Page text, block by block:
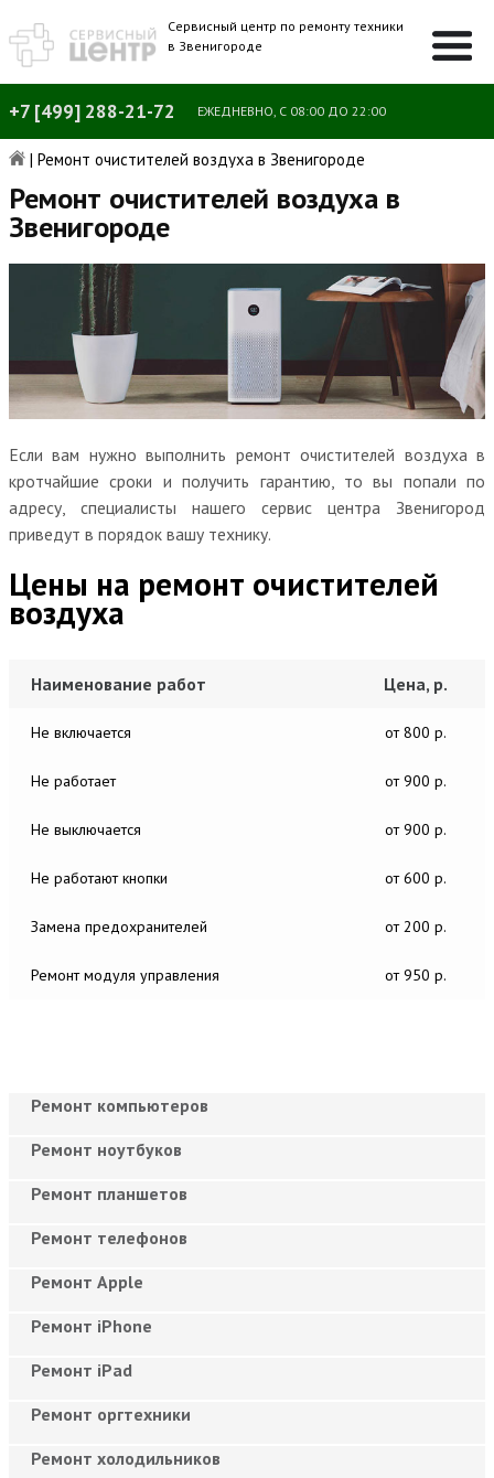
Сервисный центр по ремонту техники
в Звенигороде
+7 [499] 288-21-72 ЕЖЕДНЕВНО, С 08:00 ДО 22:00
| Ремонт очистителей воздуха в Звенигороде
Ремонт очистителей воздуха в
Звенигороде
Если вам нужно выполнить ремонт очистителей воздуха в
кротчайшие сроки и получить гарантию, то вы попали по
адресу, специалисты нашего сервис центра Звенигород
приведут в порядок вашу технику.
Цены на ремонт очистителей
воздуха
Наименование работ Цена, р.
Не включается от 800 р.
Не работает от 900 р.
Не выключается от 900 р.
Не работают кнопки от 600 р.
Замена предохранителей от 200 р.
Ремонт модуля управления от 950 р.
Ремонт компьютеров
Ремонт ноутбуков
Ремонт планшетов
Ремонт телефонов
Ремонт Apple
Ремонт iPhone
Ремонт iPad
Ремонт оргтехники
Ремонт холодильников